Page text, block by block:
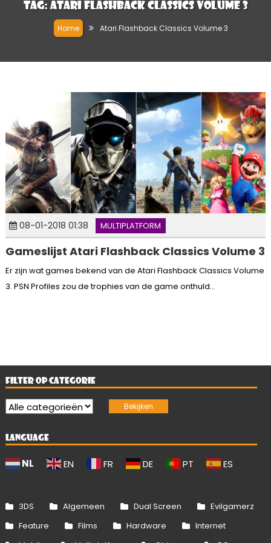
Tag: Atari Flashback Classics Volume 3
Home Atari Flashback Classics Volume 3
08-01-2018 01:38 MULTIPLATFORM
Gameslijst Atari Flashback Classics Volume 3
Er zijn wat games bekend van de Atari Flashback Classics Volume
3. PSN Profiles zou de trophies van de game onthuld...
FILTER OP CATEGORIE
LANGUAGE
NL EN FR DE PT ES
3DS Algemeen Dual Screen
Evilgamerz
Feature
Films Hardware
Internet